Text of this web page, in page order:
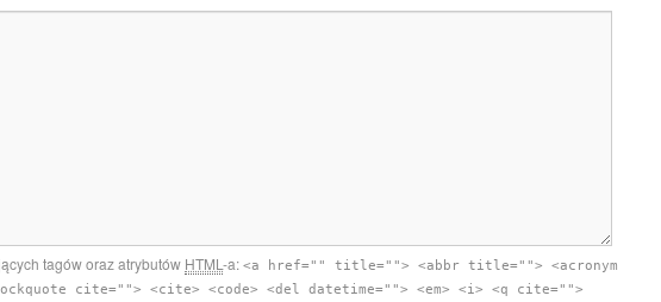
tagów oraz atrybutów HTML -a: <a href="" title=""> <abbr title=""> <acronym
cite=""> <cite> <code> <del datetime=""> <em> <i> <q cite="">